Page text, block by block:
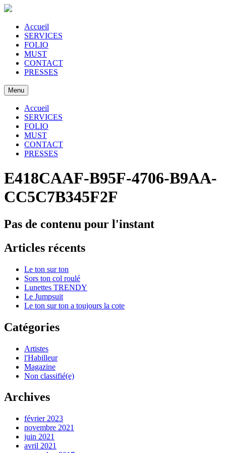
Accueil
SERVICES
FOLIO
MUST
CONTACT
PRESSES
Menu
Accueil
SERVICES
FOLIO
MUST
CONTACT
PRESSES
E418CAAF-B95F-4706-B9AA-
CC5C7B345F2F
Pas de contenu pour l'instant
Articles récents
Le ton sur ton
Sors ton col roulé
Lunettes TRENDY
Le Jumpsuit
Le ton sur ton a toujours la cote
Catégories
Artistes
l'Habilleur
Magazine
Non classifié(e)
Archives
février 2023
novembre 2021
juin 2021
avril 2021